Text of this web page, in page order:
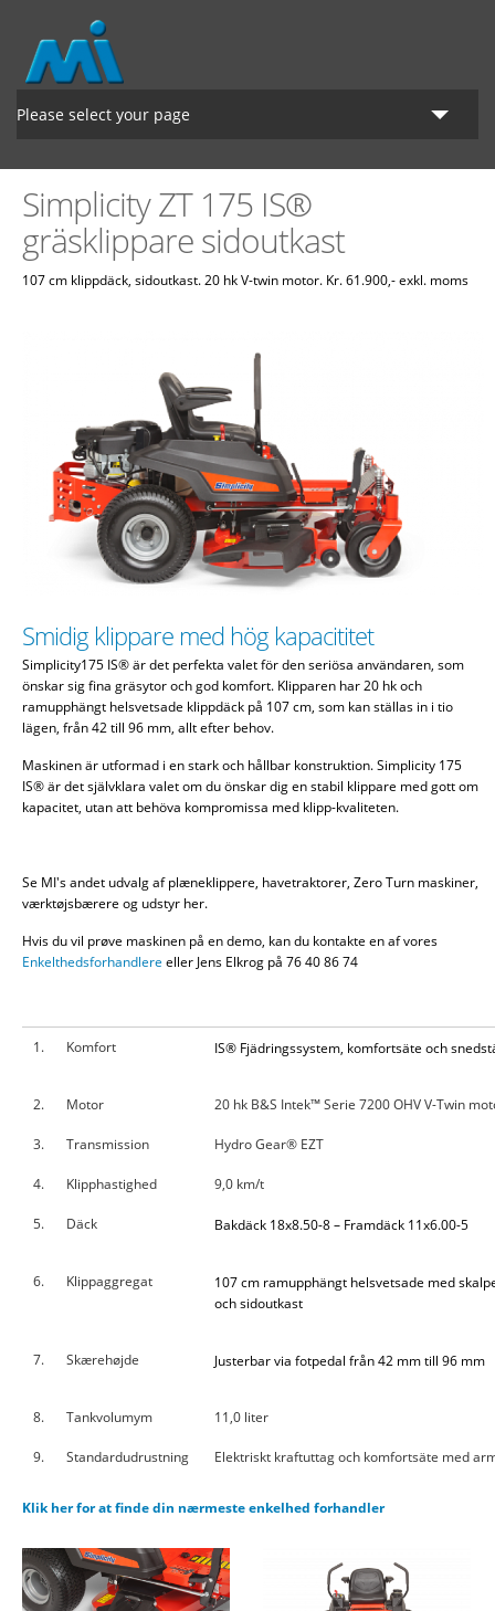
Please select your page
Startsidan
Lantbruk
Grönyte
Simplicity ZT 175 IS®
gräsklippare sidoutkast
107 cm klippdäck, sidoutkast. 20 hk V-twin motor. Kr. 61.900,- exkl. moms
Smidig klippare med hög kapacititet
Simplicity175 IS® är det perfekta valet för den seriösa användaren, som
önskar sig fina gräsytor och god komfort. Klipparen har 20 hk och
ramupphängt helsvetsade klippdäck på 107 cm, som kan ställas in i tio
lägen, från 42 till 96 mm, allt efter behov.
Maskinen är utformad i en stark och hållbar konstruktion. Simplicity 175
IS® är det självklara valet om du önskar dig en stabil klippare med gott om
kapacitet, utan att behöva kompromissa med klipp-kvaliteten.
Se MI's andet udvalg af plæneklippere, havetraktorer, Zero Turn maskiner,
værktøjsbærere og udstyr her.
Hvis du vil prøve maskinen på en demo, kan du kontakte en af vores
Enkelthedsforhandlere eller Jens Elkrog på 76 40 86 74
1. Komfort IS® Fjädringssystem, komfortsäte och
2. Motor 20 hk B&S Intek™ Serie 7200 OHV V-Twin
3. Transmission Hydro Gear® EZT
4. Klipphastighed 9,0 km/t
5. Däck Bakdäck 18x8.50-8 – Framdäck 11x6.00-5
6. Klippaggregat
107 cm ramupphängt helsvetsade med
och sidoutkast
7. Skærehøjde Justerbar via fotpedal från 42 mm till 96 mm
8. Tankvolumym 11,0 liter
9. Standardudrustning Elektriskt kraftuttag och komfortsäte med
Klik her for at finde din nærmeste enkelhed forhandler
2691923-
szt175_mg_9937.png
2691923-
szt175_mg_9925.png